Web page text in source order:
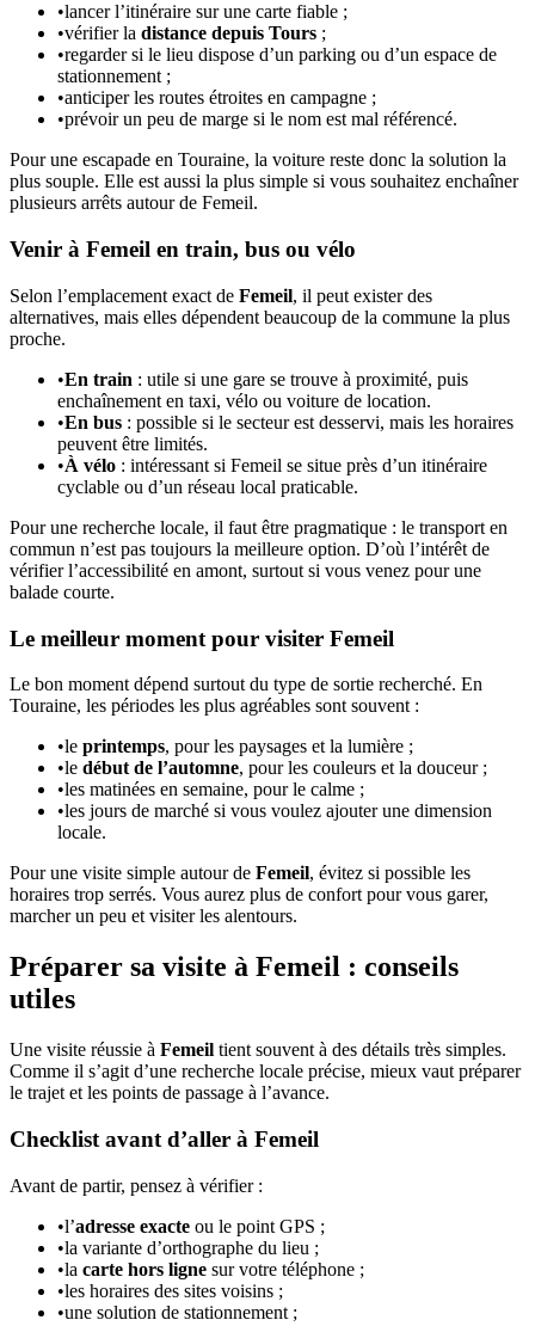
•lancer l’itinéraire sur une carte fiable ;
•vérifier la distance depuis Tours ;
•regarder si le lieu dispose d’un parking ou d’un espace de
stationnement ;
•anticiper les routes étroites en campagne ;
•prévoir un peu de marge si le nom est mal référencé.
Pour une escapade en Touraine, la voiture reste donc la solution la
plus souple. Elle est aussi la plus simple si vous souhaitez enchaîner
plusieurs arrêts autour de Femeil.
Venir à Femeil en train, bus ou vélo
Selon l’emplacement exact de Femeil, il peut exister des
alternatives, mais elles dépendent beaucoup de la commune la plus
proche.
•En train : utile si une gare se trouve à proximité, puis
enchaînement en taxi, vélo ou voiture de location.
•En bus : possible si le secteur est desservi, mais les horaires
peuvent être limités.
•À vélo : intéressant si Femeil se situe près d’un itinéraire
cyclable ou d’un réseau local praticable.
Pour une recherche locale, il faut être pragmatique : le transport en
commun n’est pas toujours la meilleure option. D’où l’intérêt de
vérifier l’accessibilité en amont, surtout si vous venez pour une
balade courte.
Le meilleur moment pour visiter Femeil
Le bon moment dépend surtout du type de sortie recherché. En
Touraine, les périodes les plus agréables sont souvent :
•le printemps, pour les paysages et la lumière ;
•le début de l’automne, pour les couleurs et la douceur ;
•les matinées en semaine, pour le calme ;
•les jours de marché si vous voulez ajouter une dimension
locale.
Pour une visite simple autour de Femeil, évitez si possible les
horaires trop serrés. Vous aurez plus de confort pour vous garer,
marcher un peu et visiter les alentours.
Préparer sa visite à Femeil : conseils
utiles
Une visite réussie à Femeil tient souvent à des détails très simples.
Comme il s’agit d’une recherche locale précise, mieux vaut préparer
le trajet et les points de passage à l’avance.
Checklist avant d’aller à Femeil
Avant de partir, pensez à vérifier :
•l’adresse exacte ou le point GPS ;
•la variante d’orthographe du lieu ;
•la carte hors ligne sur votre téléphone ;
•les horaires des sites voisins ;
•une solution de stationnement ;